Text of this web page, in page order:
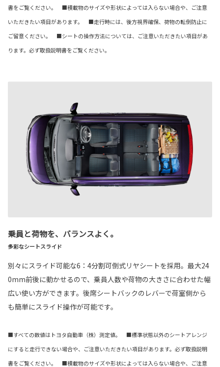
書をご覧ください。 ■積載物のサイズや形状によっては入らない場合や、ご注意
いただきたい項目があります。 ■走行時には、後方視界確保、荷物の転倒防止に
ご留意ください。 ■シートの操作方法については、ご注意いただきたい項目があ
ります。必ず取扱説明書をご覧ください。
乗員と荷物を、バランスよく。
多彩なシートスライド
別々にスライド可能な6：4分割可倒式リヤシートを採用。最大24
0mm前後に動かせるので、乗員人数や荷物の大きさに合わせた幅
広い使い方ができます。後席シートバックのレバーで荷室側から
も簡単にスライド操作が可能です。
■すべての数値はトヨタ自動車（株）測定値。 ■標準状態以外のシートアレンジ
にすると走行できない場合や、ご注意いただきたい項目があります。必ず取扱説明
書をご覧ください。 ■積載物のサイズや形状によっては入らない場合や、ご注意